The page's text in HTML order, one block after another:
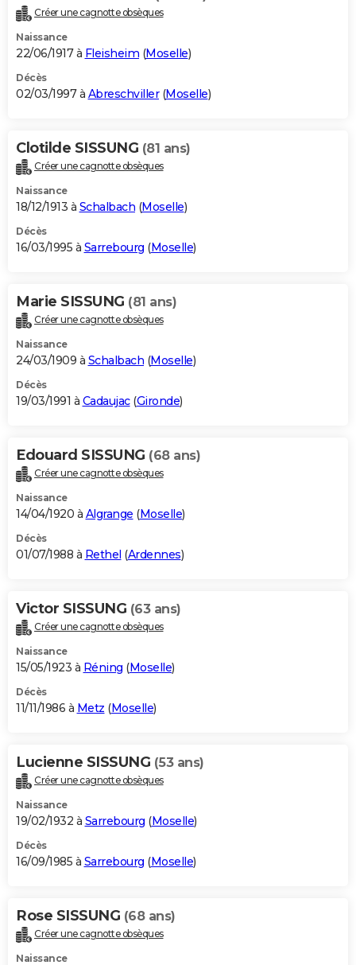
Créer une cagnotte obsèques
Naissance
22/06/1917 à Fleisheim (Moselle)
Décès
02/03/1997 à Abreschviller(Moselle)
Clotilde SISSUNG (81 ans)
Créer une cagnotte obsèques
Naissance
18/12/1913 à Schalbach (Moselle)
Décès
16/03/1995 à Sarrebourg (Moselle)
Marie SISSUNG (81 ans)
Créer une cagnotte obsèques
Naissance
24/03/1909 à Schalbach (Moselle)
Décès
19/03/1991 à Cadaujac(Gironde)
Edouard SISSUNG (68 ans)
Créer une cagnotte obsèques
Naissance
14/04/1920 à Algrange (Moselle)
Décès
01/07/1988 à Rethel (Ardennes)
Victor SISSUNG (63 ans)
Créer une cagnotte obsèques
Naissance
15/05/1923 à Réning (Moselle)
Décès
11/11/1986 à Metz (Moselle)
Lucienne SISSUNG (53 ans)
Créer une cagnotte obsèques
Naissance
19/02/1932 à Sarrebourg (Moselle)
Décès
16/09/1985 à Sarrebourg (Moselle)
Rose SISSUNG (68 ans)
Créer une cagnotte obsèques
Naissance